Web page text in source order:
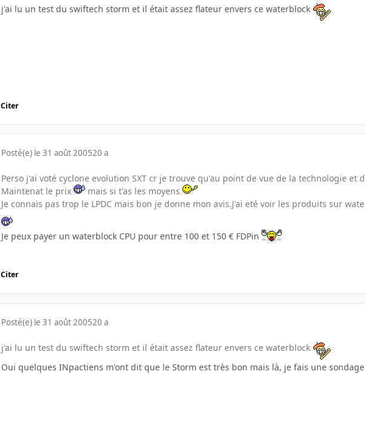
j'ai lu un test du swiftech storm et il était assez flateur envers ce waterblock
Citer
Posté(e) le 31 août 200520 a
Perso j'ai voté cyclone evolution SXT cr je trouve qu'au point de vue de la technologie et
Maintenat le prix
mais si t'as les moyens
Je connais pas trop le LPDC mais bon je donne mon avis.J'ai eté voir les produits sur
Je peux payer un waterblock CPU pour entre 100 et 150 € FDPin
Citer
Posté(e) le 31 août 200520 a
j'ai lu un test du swiftech storm et il était assez flateur envers ce waterblock
Oui quelques INpactiens m'ont dit que le Storm est très bon mais là, je fais une